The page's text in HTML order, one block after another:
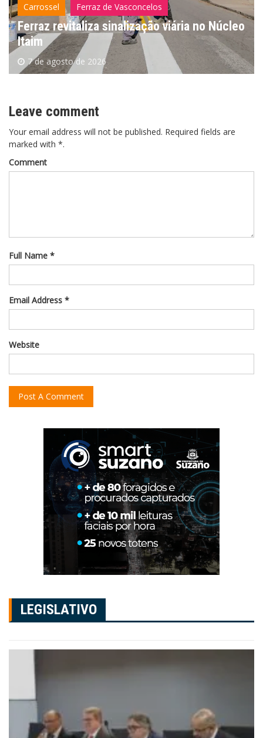
Carrossel Ferraz de Vasconcelos
Ferraz revitaliza sinalização viária no Núcleo
Itaim
7 de agosto de 2026
Leave comment
Your email address will not be published. Required fields are
marked with *.
Comment
Full Name *
Email Address *
Website
LEGISLATIVO